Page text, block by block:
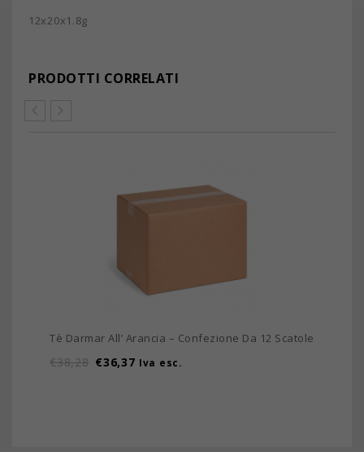
12x20x1.8g
PRODOTTI CORRELATI
Tè Darmar All’ Arancia – Confezione Da 12 Scatole
€38,28 €36,37 Iva esc.